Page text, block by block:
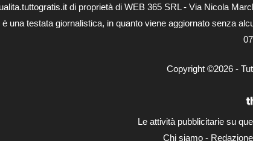
di proprietà di WEB 365 SRL - Via Nicola
una testata giornalistica, in quanto viene aggiornato senza
Copyright ©2026 -
Le attività pubblicitarie su
Chi siamo- Redazione